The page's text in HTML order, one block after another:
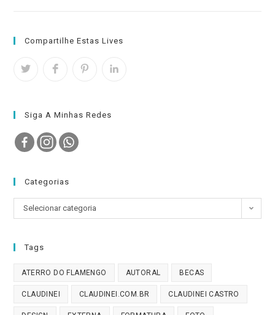
Compartilhe Estas Lives
Siga A Minhas Redes
Categorias
Categorias
Selecionar categoria
Tags
ATERRO DO FLAMENGO AUTORAL BECAS
CLAUDINEI CLAUDINEI.COM.BR CLAUDINEI CASTRO